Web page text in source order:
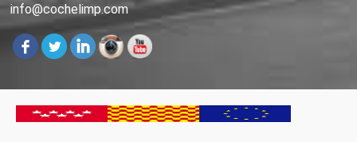
info@cochelimp.com